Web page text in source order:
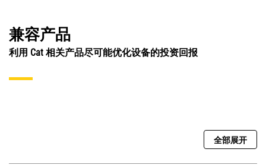
兼容产品
利用 Cat 相关产品尽可能优化设备的投资回报
全部展开